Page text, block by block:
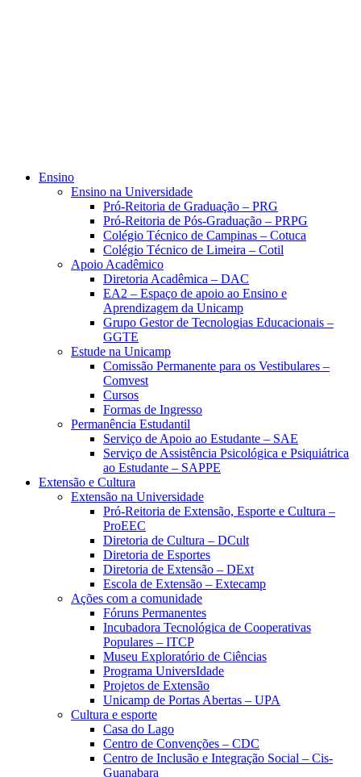
Ensino
Ensino na Universidade
Pró-Reitoria de Graduação – PRG
Pró-Reitoria de Pós-Graduação – PRPG
Colégio Técnico de Campinas – Cotuca
Colégio Técnico de Limeira – Cotil
Apoio Acadêmico
Diretoria Acadêmica – DAC
EA2 – Espaço de apoio ao Ensino e
Aprendizagem da Unicamp
Grupo Gestor de Tecnologias Educacionais –
GGTE
Estude na Unicamp
Comissão Permanente para os Vestibulares –
Comvest
Cursos
Formas de Ingresso
Permanência Estudantil
Serviço de Apoio ao Estudante – SAE
Serviço de Assistência Psicológica e Psiquiátrica
ao Estudante – SAPPE
Extensão e Cultura
Extensão na Universidade
Pró-Reitoria de Extensão, Esporte e Cultura –
ProEEC
Diretoria de Cultura – DCult
Diretoria de Esportes
Diretoria de Extensão – DExt
Escola de Extensão – Extecamp
Ações com a comunidade
Fóruns Permanentes
Incubadora Tecnológica de Cooperativas
Populares – ITCP
Museu Exploratório de Ciências
Programa UniversIdade
Projetos de Extensão
Unicamp de Portas Abertas – UPA
Cultura e esporte
Casa do Lago
Centro de Convenções – CDC
Centro de Inclusão e Integração Social – Cis-
Guanabara